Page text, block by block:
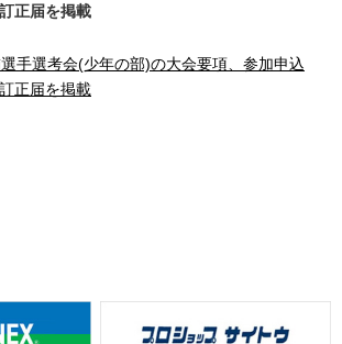
正届を掲載
手選考会(少年の部)の大会要項、参加申込
正届を掲載